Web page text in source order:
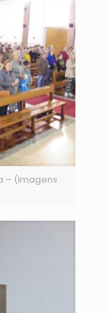
– (Imagens